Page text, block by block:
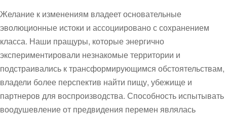
Желание к изменениям владеет основательные
эволюционные истоки и ассоциировано с сохранением
класса. Наши пращуры, которые энергично
экспериментировали незнакомые территории и
подстраивались к трансформирующимся обстоятельствам,
владели более перспектив найти пищу, убежище и
партнеров для воспроизводства. Способность испытывать
воодушевление от предвидения перемен являлась